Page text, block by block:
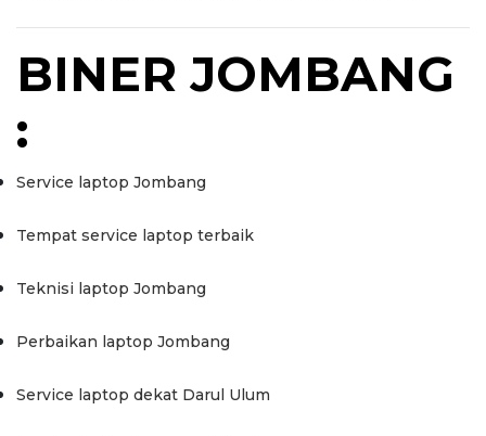
BINER JOMBANG
:
Service laptop Jombang
Tempat service laptop terbaik
Teknisi laptop Jombang
Perbaikan laptop Jombang
Service laptop dekat Darul Ulum